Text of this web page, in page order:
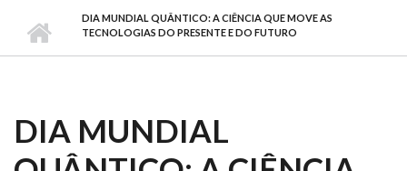
DIA MUNDIAL QUÂNTICO: A CIÊNCIA QUE MOVE AS
TECNOLOGIAS DO PRESENTE E DO FUTURO
DIA MUNDIAL